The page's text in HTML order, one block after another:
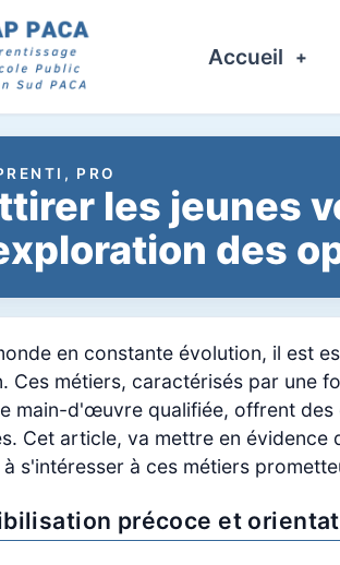
Accueil +
PRO
les jeunes
des
en constante évolution, il est
Ces métiers, caractérisés par une
main-d'œuvre qualifiée, offrent
Cet article, va mettre en
à s'intéresser à ces métiers
précoce et